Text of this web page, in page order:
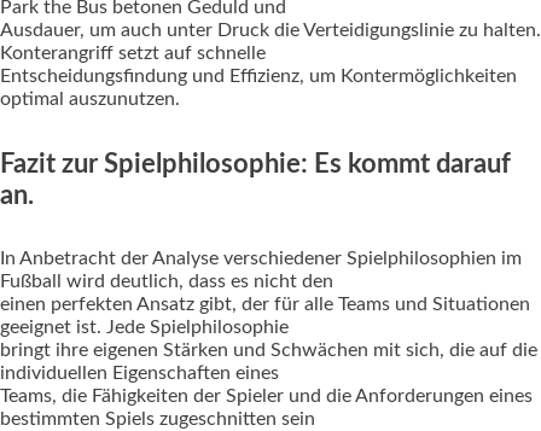
Park the Bus betonen Geduld und
Ausdauer, um auch unter Druck die Verteidigungslinie zu halten.
Konterangriff setzt auf schnelle
Entscheidungsfindung und Effizienz, um Kontermöglichkeiten
optimal auszunutzen.
Fazit zur Spielphilosophie: Es kommt darauf
an.
In Anbetracht der Analyse verschiedener Spielphilosophien im
Fußball wird deutlich, dass es nicht den
einen perfekten Ansatz gibt, der für alle Teams und Situationen
geeignet ist. Jede Spielphilosophie
bringt ihre eigenen Stärken und Schwächen mit sich, die auf die
individuellen Eigenschaften eines
Teams, die Fähigkeiten der Spieler und die Anforderungen eines
bestimmten Spiels zugeschnitten sein